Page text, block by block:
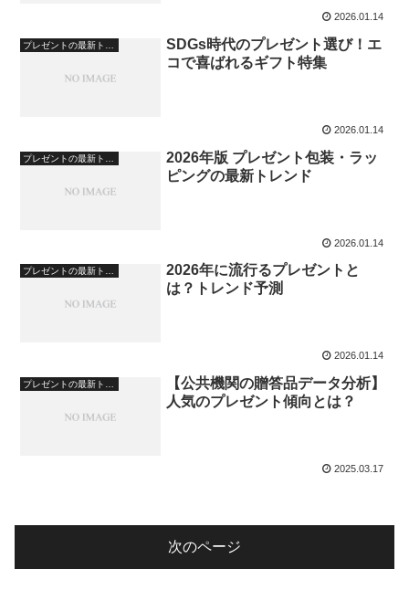
2026.01.14
SDGs時代のプレゼント選び！エ
コで喜ばれるギフト特集
2026.01.14
2026年版 プレゼント包装・ラッ
ピングの最新トレンド
2026.01.14
プレゼントの最新トレンド・文化
2026年に流行るプレゼントと
は？トレンド予測
2026.01.14
【公共機関の贈答品データ分析】
人気のプレゼント傾向とは？
2025.03.17
次のページ